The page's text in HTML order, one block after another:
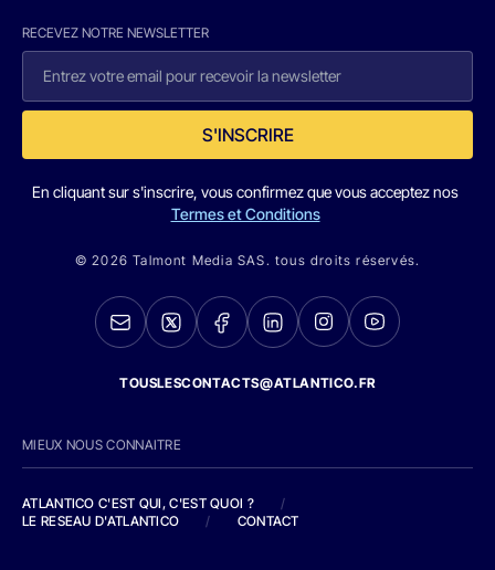
RECEVEZ NOTRE NEWSLETTER
S'INSCRIRE
En cliquant sur s'inscrire, vous confirmez que vous acceptez nos
Termes et Conditions
© 2026 Talmont Media SAS. tous droits réservés.
TOUSLESCONTACTS@ATLANTICO.FR
MIEUX NOUS CONNAITRE
ATLANTICO C'EST QUI, C'EST QUOI ?
/
LE RESEAU D'ATLANTICO
/ CONTACT